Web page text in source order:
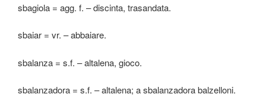
sbagiola = agg. f. – discinta, trasandata.
sbaiar = vr. – abbaiare.
sbalanza = s.f. – altalena, gioco.
sbalanzadora = s.f. – altalena; a sbalanzadora balzelloni.